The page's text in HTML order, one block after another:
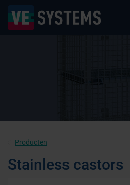
Producten
Stainless castors